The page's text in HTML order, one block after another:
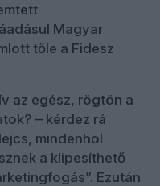
Magyar
tőle a Fidesz
az egész, rögtön a
– kérdez rá
mindenhol
a klipesíthető
Ezután